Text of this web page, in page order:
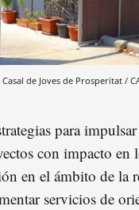
de Joves de Prosperitat /
para
con impacto en
en el ámbito de la
servicios de